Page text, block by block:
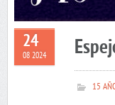
24
08 2024
15